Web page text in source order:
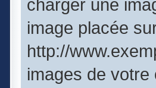
charger une
image placée
http://
images de votre